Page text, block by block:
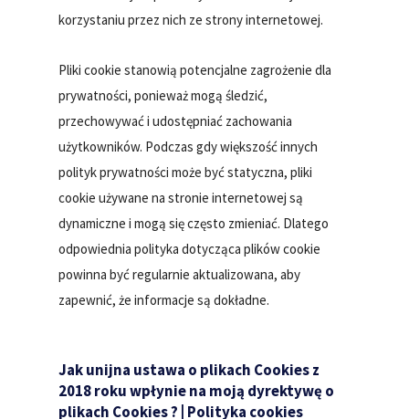
korzystaniu przez nich ze strony internetowej.
Pliki cookie stanowią potencjalne zagrożenie dla
prywatności, ponieważ mogą śledzić,
przechowywać i udostępniać zachowania
użytkowników. Podczas gdy większość innych
polityk prywatności może być statyczna, pliki
cookie używane na stronie internetowej są
dynamiczne i mogą się często zmieniać. Dlatego
odpowiednia polityka dotycząca plików cookie
powinna być regularnie aktualizowana, aby
zapewnić, że informacje są dokładne.
Jak unijna ustawa o plikach Cookies z
2018 roku wpłynie na moją dyrektywę o
plikach Cookies ? | Polityka cookies